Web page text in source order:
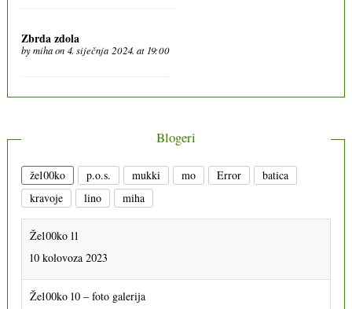
Zbrda zdola
bymihaon 4. siječnja 2024. at 19:00
Blogeri
že100ko p.o.s. mukki mo Error
batica
kravoje
lino miha
Že100ko 11
10 kolovoza 2023
Že100ko 10 – foto galerija